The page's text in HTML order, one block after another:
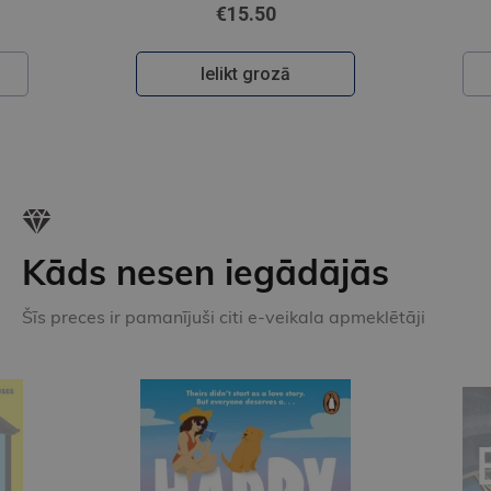
€15.50
Ielikt grozā
Kāds nesen iegādājās
Šīs preces ir pamanījuši citi e-veikala apmeklētāji